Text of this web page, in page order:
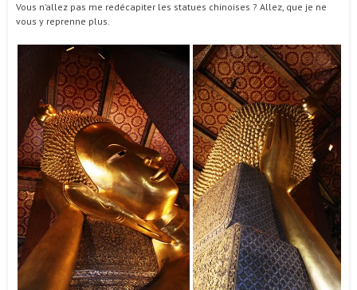
Vous n’allez pas me redécapiter les statues chinoises ? Allez, que je ne
vous y reprenne plus.